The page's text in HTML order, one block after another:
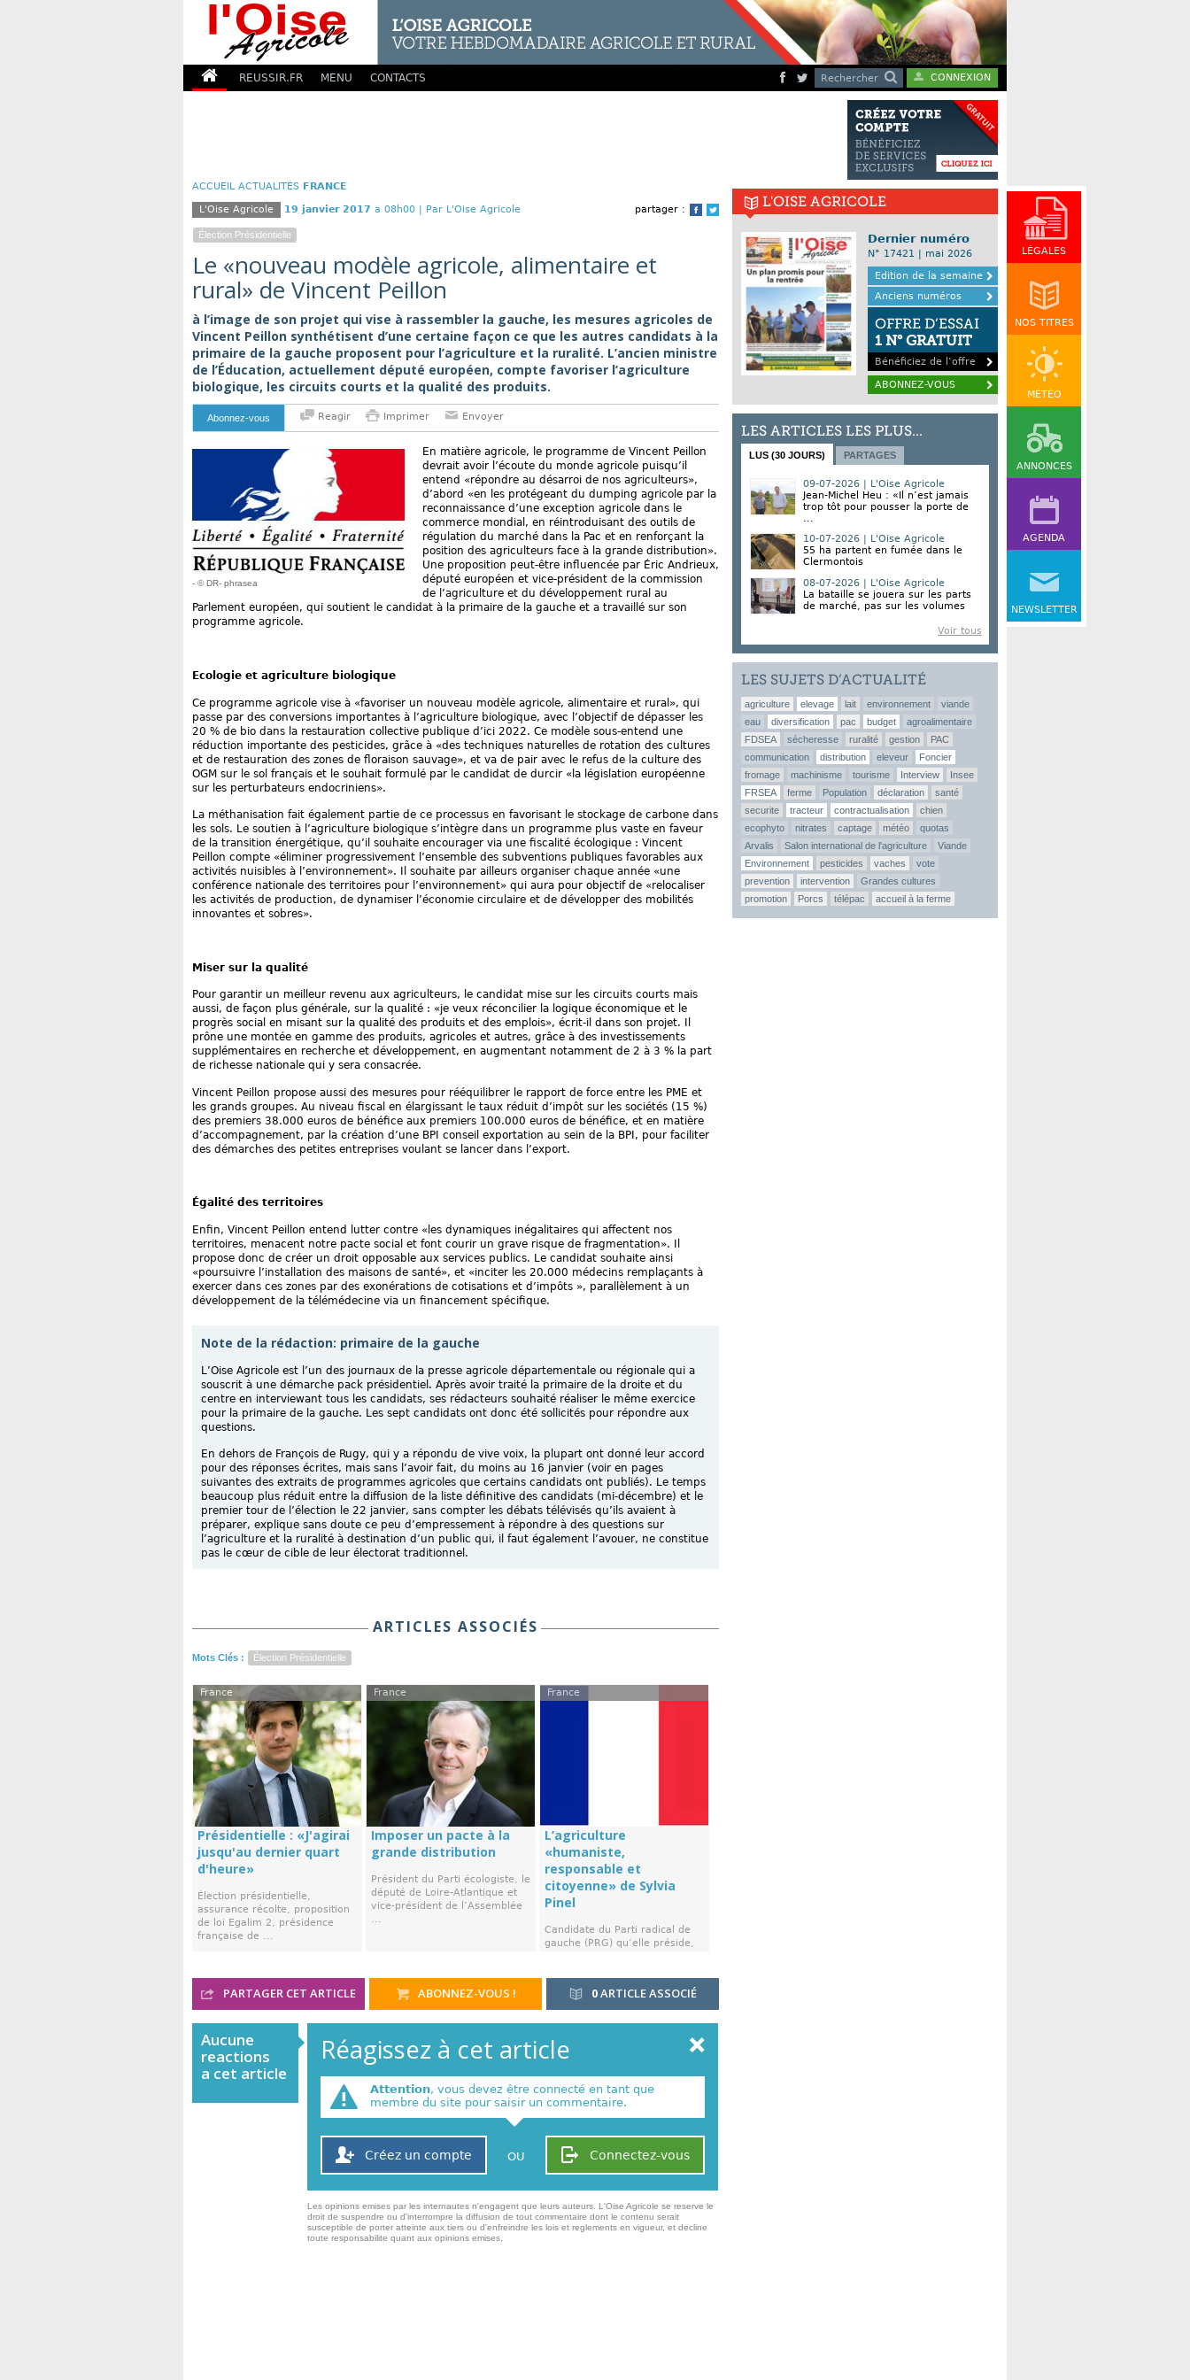
REUSSIR.FR MENU CONTACTS Rechercher CONNEXION
LÉGALES
NOS TITRES
MÉTÉO
ANNONCES
AGENDA
NEWSLETTER
ACCUEIL ACTUALITÉS FRANCE
partager :
Facebook
Twitter
L'Oise Agricole 19 janvier 2017 a 08h00 | Par L'Oise Agricole
Élection Présidentielle
Le «nouveau modèle agricole, alimentaire et
rural» de Vincent Peillon
à l’image de son projet qui vise à rassembler la gauche, les mesures agricoles de
Vincent Peillon synthétisent d’une certaine façon ce que les autres candidats à la
primaire de la gauche proposent pour l’agriculture et la ruralité. L’ancien ministre
de l’Éducation, actuellement député européen, compte favoriser l’agriculture
biologique, les circuits courts et la qualité des produits.
Abonnez-vous Reagir Imprimer Envoyer
- © DR- phrasea
En matière agricole, le programme de Vincent Peillon
devrait avoir l’écoute du monde agricole puisqu’il
entend «répondre au désarroi de nos agriculteurs»,
d’abord «en les protégeant du dumping agricole par la
reconnaissance d’une exception agricole dans le
commerce mondial, en réintroduisant des outils de
régulation du marché dans la Pac et en renforçant la
position des agriculteurs face à la grande distribution».
Une proposition peut-être influencée par Éric Andrieux,
député européen et vice-président de la commission
de l’agriculture et du développement rural au
Parlement européen, qui soutient le candidat à la primaire de la gauche et a travaillé sur son
programme agricole.
Ecologie et agriculture biologique
Ce programme agricole vise à «favoriser un nouveau modèle agricole, alimentaire et rural», qui
passe par des conversions importantes à l’agriculture biologique, avec l’objectif de dépasser les
20 % de bio dans la restauration collective publique d’ici 2022. Ce modèle sous-entend une
réduction importante des pesticides, grâce à «des techniques naturelles de rotation des cultures
et de restauration des zones de floraison sauvage», et va de pair avec le refus de la culture des
OGM sur le sol français et le souhait formulé par le candidat de durcir «la législation européenne
sur les perturbateurs endocriniens».
La méthanisation fait également partie de ce processus en favorisant le stockage de carbone dans
les sols. Le soutien à l’agriculture biologique s’intègre dans un programme plus vaste en faveur
de la transition énergétique, qu’il souhaite encourager via une fiscalité écologique : Vincent
Peillon compte «éliminer progressivement l’ensemble des subventions publiques favorables aux
activités nuisibles à l’environnement». Il souhaite par ailleurs organiser chaque année «une
conférence nationale des territoires pour l’environnement» qui aura pour objectif de «relocaliser
les activités de production, de dynamiser l’économie circulaire et de développer des mobilités
innovantes et sobres».
Miser sur la qualité
Pour garantir un meilleur revenu aux agriculteurs, le candidat mise sur les circuits courts mais
aussi, de façon plus générale, sur la qualité : «je veux réconcilier la logique économique et le
progrès social en misant sur la qualité des produits et des emplois», écrit-il dans son projet. Il
prône une montée en gamme des produits, agricoles et autres, grâce à des investissements
supplémentaires en recherche et développement, en augmentant notamment de 2 à 3 % la part
de richesse nationale qui y sera consacrée.
Vincent Peillon propose aussi des mesures pour rééquilibrer le rapport de force entre les PME et
les grands groupes. Au niveau fiscal en élargissant le taux réduit d’impôt sur les sociétés (15 %)
des premiers 38.000 euros de bénéfice aux premiers 100.000 euros de bénéfice, et en matière
d’accompagnement, par la création d’une BPI conseil exportation au sein de la BPI, pour faciliter
des démarches des petites entreprises voulant se lancer dans l’export.
Égalité des territoires
Enfin, Vincent Peillon entend lutter contre «les dynamiques inégalitaires qui affectent nos
territoires, menacent notre pacte social et font courir un grave risque de fragmentation». Il
propose donc de créer un droit opposable aux services publics. Le candidat souhaite ainsi
«poursuivre l’installation des maisons de santé», et «inciter les 20.000 médecins remplaçants à
exercer dans ces zones par des exonérations de cotisations et d’impôts », parallèlement à un
développement de la télémédecine via un financement spécifique.
Note de la rédaction: primaire de la gauche
L’Oise Agricole est l’un des journaux de la presse agricole départementale ou régionale qui a
souscrit à une démarche pack présidentiel. Après avoir traité la primaire de la droite et du
centre en interviewant tous les candidats, ses rédacteurs souhaité réaliser le même exercice
pour la primaire de la gauche. Les sept candidats ont donc été sollicités pour répondre aux
questions.
En dehors de François de Rugy, qui y a répondu de vive voix, la plupart ont donné leur accord
pour des réponses écrites, mais sans l’avoir fait, du moins au 16 janvier (voir en pages
suivantes des extraits de programmes agricoles que certains candidats ont publiés). Le temps
beaucoup plus réduit entre la diffusion de la liste définitive des candidats (mi-décembre) et le
premier tour de l’élection le 22 janvier, sans compter les débats télévisés qu’ils avaient à
préparer, explique sans doute ce peu d’empressement à répondre à des questions sur
l’agriculture et la ruralité à destination d’un public qui, il faut également l’avouer, ne constitue
pas le cœur de cible de leur électorat traditionnel.
ARTICLES ASSOCIÉS
Mots Clés : Élection Présidentielle
France
Présidentielle : «J'agirai
jusqu'au dernier quart
d'heure»
Élection présidentielle,
assurance récolte, proposition
de loi Egalim 2, présidence
française de ...
France
Imposer un pacte à la
grande distribution
Président du Parti écologiste, le
député de Loire-Atlantique et
vice-président de l’Assemblée
...
France
L’agriculture
«humaniste,
responsable et
citoyenne» de Sylvia
Pinel
Candidate du Parti radical de
gauche (PRG) qu’elle préside,
0ARTICLE ASSOCIÉ
PARTAGER CET ARTICLE ABONNEZ-VOUS !
Aucune
reactions
a cet article
Réagissez à cet article
Attention, vous devez être connecté en tant que
membre du site pour saisir un commentaire.
Connectez-vous
Créez un compte OU
Les opinions emises par les internautes n'engagent que leurs auteurs. L'Oise Agricole se reserve le
droit de suspendre ou d'interrompre la diffusion de tout commentaire dont le contenu serait
susceptible de porter atteinte aux tiers ou d'enfreindre les lois et reglements en vigueur, et decline
toute responsabilite quant aux opinions emises,
L'OISE AGRICOLE
Dernier numéro
N° 17421 | mai 2026
Edition de la semaine
Anciens numéros
OFFRE D’ESSAI
1 N° GRATUIT
Bénéficiez de l’offre
ABONNEZ-VOUS
LES ARTICLES LES PLUS...
LUS (30 JOURS) PARTAGES
09-07-2026 | L'Oise Agricole
Jean-Michel Heu : «Il n’est jamais
trop tôt pour pousser la porte de
...
10-07-2026 | L'Oise Agricole
55 ha partent en fumée dans le
Clermontois
08-07-2026 | L'Oise Agricole
La bataille se jouera sur les parts
de marché, pas sur les volumes
Voir tous
LES SUJETS D’ACTUALITÉ
agriculture elevage lait environnement
viande
eau
diversification pac budget
agroalimentaire
FDSEA
sécheresse ruralité gestion
PAC
communication
distribution eleveur
Foncier
fromage
machinisme tourisme Interview
Insee
FRSEA
ferme Population déclaration
santé
securite
tracteur contractualisation
chien
ecophyto
nitrates captage météo
quotas
Arvalis
Salon international de l'agriculture
Viande
Environnement
pesticides vaches
vote
prevention
intervention
Grandes cultures
promotion
Porcs télépac accueil à la ferme